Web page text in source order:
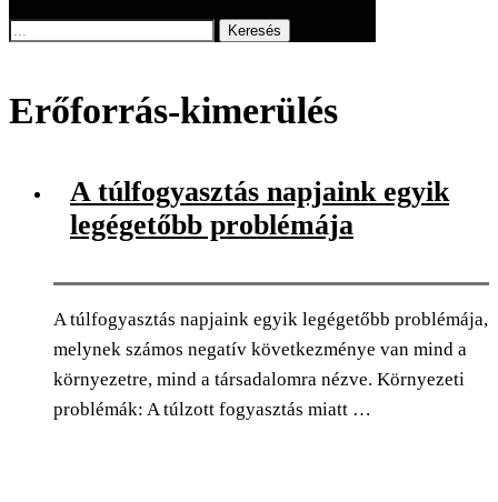
Keresés
Erőforrás-kimerülés
A túlfogyasztás napjaink egyik
legégetőbb problémája
A túlfogyasztás napjaink egyik legégetőbb problémája,
melynek számos negatív következménye van mind a
környezetre, mind a társadalomra nézve. Környezeti
problémák: A túlzott fogyasztás miatt …